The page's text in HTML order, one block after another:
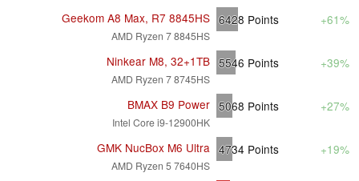
Geekom A8 Max, R7 8845HS
AMD Ryzen 7 8845HS
6428 Points +61%
Ninkear M8, 32+1TB
AMD Ryzen 7 8745HS
5546 Points +39%
BMAX B9 Power
Intel Core i9-12900HK
5068 Points +27%
GMK NucBox M6 Ultra
AMD Ryzen 5 7640HS
4734 Points +19%